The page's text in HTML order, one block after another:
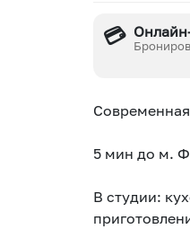
💳
5 мин до м.
В студии: